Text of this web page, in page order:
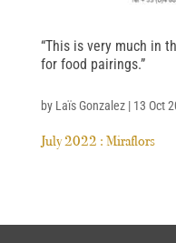
July 2022 : Miraflors
by Laïs Gonzalez| 13 Oct
“This is very much in
for food pairings.”